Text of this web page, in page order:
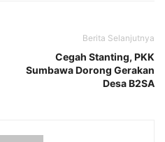
Berita Selanjutnya
Cegah Stanting, PKK
Sumbawa Dorong Gerakan
Desa B2SA